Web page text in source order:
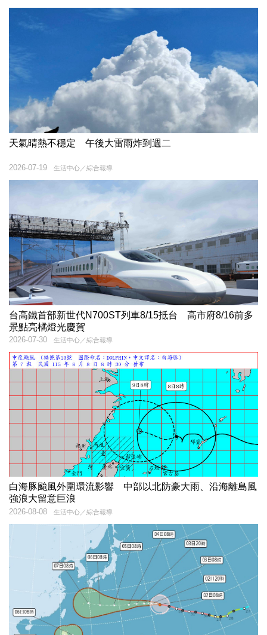
天氣晴熱不穩定 午後大雷雨炸到週二
生活中心／綜合報導
2026-07-19
台高鐵首部新世代N700ST列車8/15抵台 高市府8/16前多
景點亮橘燈光慶賀
生活中心／綜合報導
2026-07-30
白海豚颱風外圍環流影響 中部以北防豪大雨、沿海離島風
強浪大留意巨浪
生活中心／綜合報導
2026-08-08